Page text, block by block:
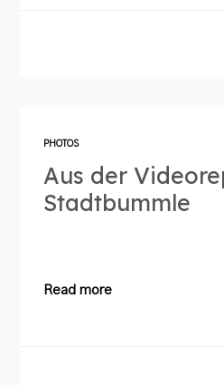
PHOTOS
Aus der
Stadtbummle
Read more